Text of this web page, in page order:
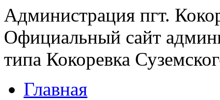
Администрация пгт.
Официальный сайт
типа Кокоревка
Главная